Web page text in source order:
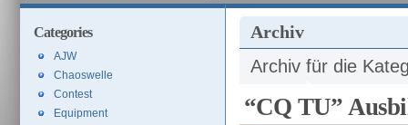
Archiv
Archiv für die
“CQ TU”
Categories
AJW
Chaoswelle
Contest
Equipment